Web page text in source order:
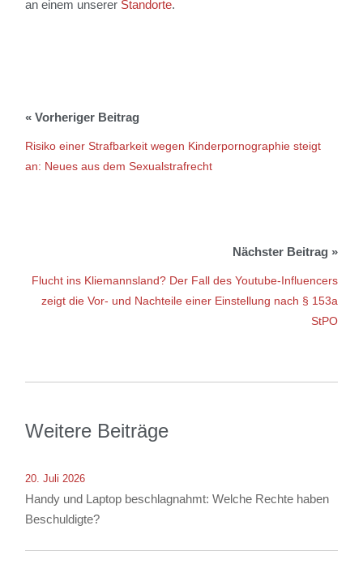
an einem unserer Standorte.
Risiko einer Strafbarkeit wegen Kinderpornographie steigt
an: Neues aus dem Sexualstrafrecht
Flucht ins Kliemannsland? Der Fall des Youtube-Influencers
zeigt die Vor- und Nachteile einer Einstellung nach § 153a
StPO
Weitere Beiträge
20. Juli 2026
Handy und Laptop beschlagnahmt: Welche Rechte haben
Beschuldigte?